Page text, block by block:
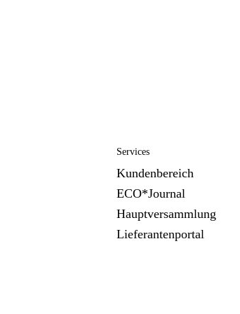
Services
Kundenbereich
ECO*Journal
Hauptversammlung
Lieferantenportal